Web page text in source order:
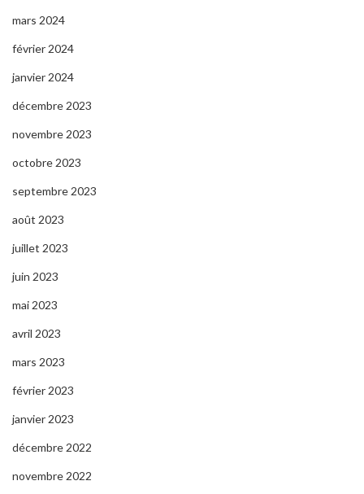
mars 2024
février 2024
janvier 2024
décembre 2023
novembre 2023
octobre 2023
septembre 2023
août 2023
juillet 2023
juin 2023
mai 2023
avril 2023
mars 2023
février 2023
janvier 2023
décembre 2022
novembre 2022